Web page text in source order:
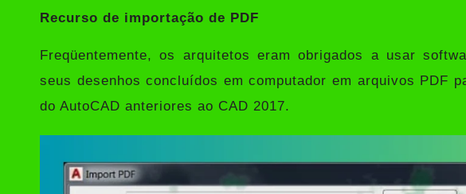
Recurso de importação de PDF
Freqüentemente, os arquitetos eram obrigados a usar
seus desenhos concluídos em computador em arquivos PDF
do AutoCAD anteriores ao CAD 2017.